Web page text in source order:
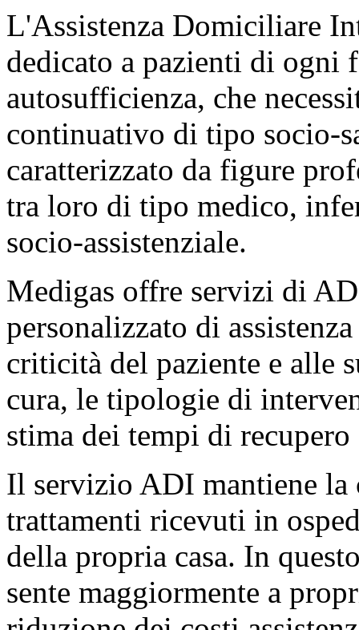
L'Assistenza Domiciliare
dedicato a pazienti di ogni
autosufficienza, che
continuativo di tipo socio-
caratterizzato da figure
tra loro di tipo medico,
socio-assistenziale.
Medigas offre servizi di
personalizzato di
criticità del paziente e alle
cura, le tipologie di
stima dei tempi di recupero
Il servizio ADI mantiene la
trattamenti ricevuti in
della propria casa. In
sente maggiormente a